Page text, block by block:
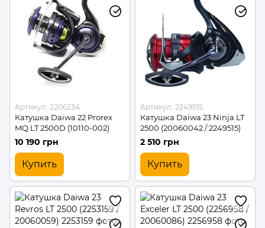
Артикул: 2206234
Катушка Daiwa 22 Prorex
MQ LT 2500D (10110-002)
10 190 грн
Купить
Артикул: 2249515
Катушка Daiwa 23 Ninja LT
2500 (20060042 / 2249515)
2 510 грн
Купить